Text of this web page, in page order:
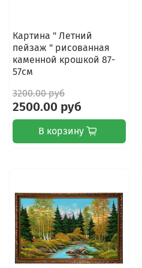
Картина " Летний
пейзаж " рисованная
каменной крошкой 87-
57см
3200.00 руб
2500.00 руб
В корзину